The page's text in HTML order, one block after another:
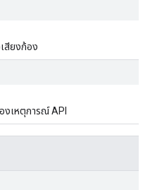
สียงก้อง
งเหตุการณ์ API